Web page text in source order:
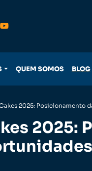
QUEM SOMOS BLOG
2025: Posicionamento
2025: